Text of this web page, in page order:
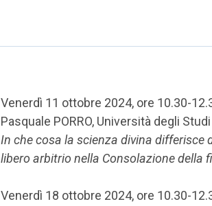
Venerdì 11 ottobre 2024, ore 10.30-
Pasquale PORRO, Università degli
In che cosa la scienza divina differisce
libero arbitrio nella Consolazione della
Venerdì 18 ottobre 2024, ore 10.30-